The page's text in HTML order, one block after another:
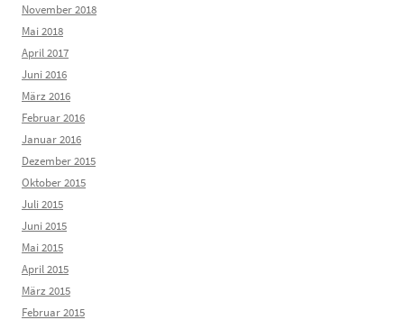
November 2018
Mai 2018
April 2017
Juni 2016
März 2016
Februar 2016
Januar 2016
Dezember 2015
Oktober 2015
Juli 2015
Juni 2015
Mai 2015
April 2015
März 2015
Februar 2015